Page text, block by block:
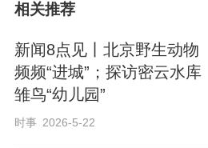
相关推荐
新闻8点见丨北京野生动物
频频“进城”；探访密云水库
雏鸟“幼儿园”
时事 2026-5-22